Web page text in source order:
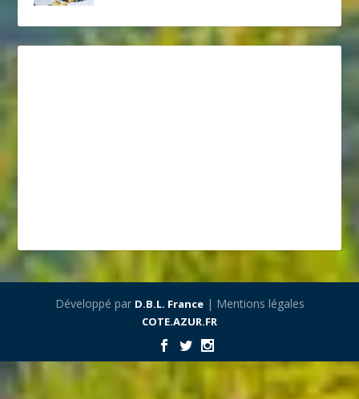
Développé par D.B.L. France| Mentions légales
COTE.AZUR.FR